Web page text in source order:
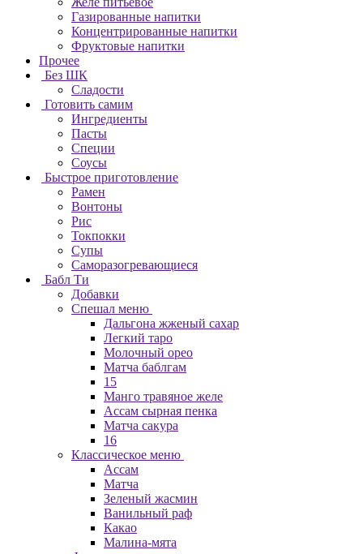
Газированные напитки
Концентрированные напитки
Фруктовые напитки
Прочее
Без ШК
Сладости
Готовить самим
Ингредиенты
Пасты
Специи
Соусы
Быстрое приготовление
Рамен
Вонтоны
Рис
Токпокки
Супы
Саморазогревающиеся
Бабл Ти
Добавки
Спешал меню
Дальгона жженый сахар
Легкий таро
Молочный орео
Матча баблгам
15
Манго травяное желе
Ассам сырная пенка
Матча сакура
16
Классическое меню
Ассам
Матча
Зеленый жасмин
Ванильный раф
Какао
Малина-мята